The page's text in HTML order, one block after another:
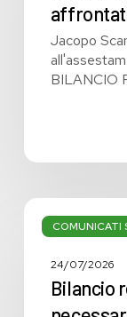
affrontati
Jacopo
BILANCIO
COMUNICATI
Bilancio
regionale:
svolta
24/07/2026
Bilancio